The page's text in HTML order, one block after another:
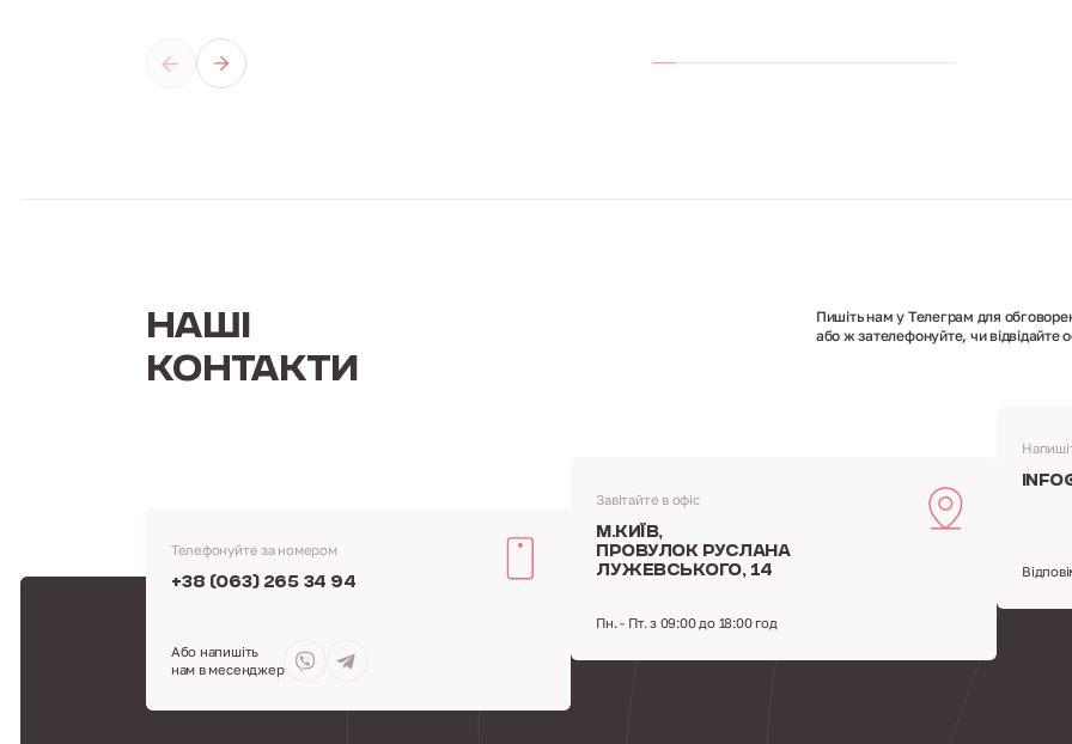
НАШІ
КОНТАКТИ
Пишіть нам у Телеграм для
або ж зателефонуйте, чи відвідайте
Телефонуйте за номером
+38 (063) 265 34 94
Або напишіть
нам в месенджер
Завітайте в офіс
м.Київ,
провулок Руслана
Лужевського, 14
Пн. - Пт. з 09:00 до 18:00 год